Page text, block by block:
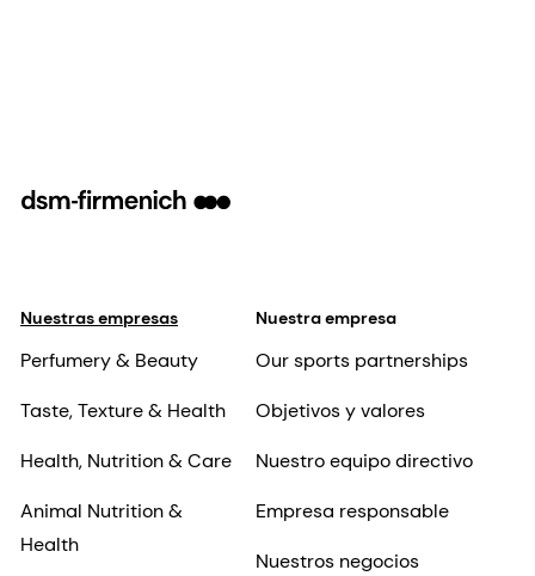
Nuestras empresas
Perfumery & Beauty
Taste, Texture & Health
Health, Nutrition & Care
Animal Nutrition &
Health
Nuestra empresa
Our sports partnerships
Objetivos y valores
Nuestro equipo directivo
Empresa responsable
Nuestros negocios